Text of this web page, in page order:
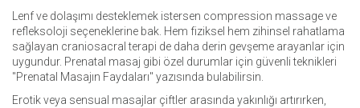
Lenf ve dolaşımı desteklemek istersen compression massage ve
refleksoloji seçeneklerine bak. Hem fiziksel hem zihinsel rahatlama
sağlayan craniosacral terapi de daha derin gevşeme arayanlar için
uygundur. Prenatal masaj gibi özel durumlar için güvenli teknikleri
"Prenatal Masajın Faydaları" yazısında bulabilirsin.
Erotik veya sensual masajlar çiftler arasında yakınlığı artırırken,